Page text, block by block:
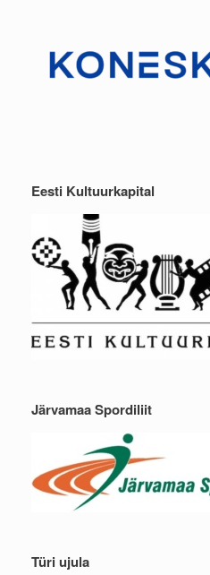
Eesti Kultuurkapital
Järvamaa Spordiliit
Türi ujula